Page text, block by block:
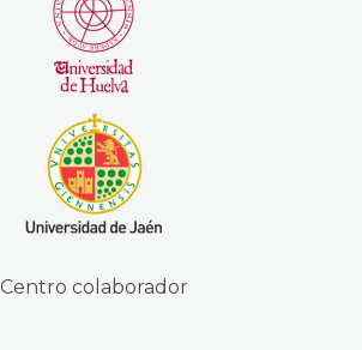
Centro colaborador